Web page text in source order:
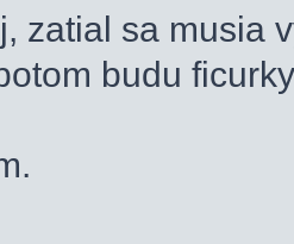
zatial sa musia
budu